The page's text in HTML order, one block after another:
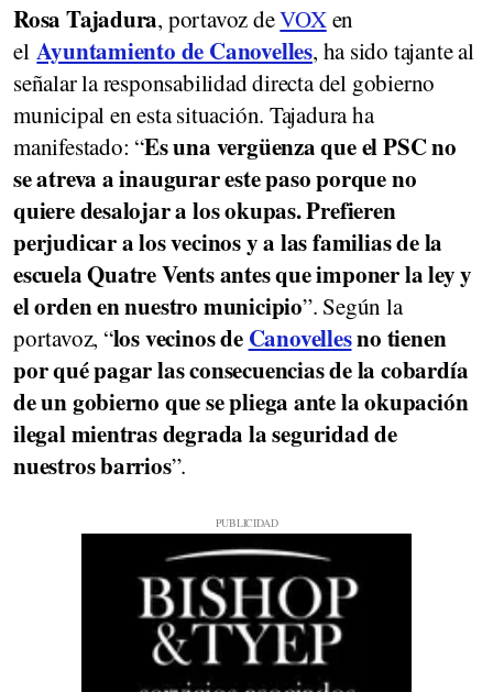
Rosa Tajadura, portavoz deVOXen
el Ayuntamiento de Canovelles, ha sido tajante al
señalar la responsabilidad directa del gobierno
municipal en esta situación. Tajadura ha
manifestado: “Es una vergüenza que el PSC no
se atreva a inaugurar este paso porque no
quiere desalojar a los okupas. Prefieren
perjudicar a los vecinos y a las familias de la
escuela Quatre Vents antes que imponer la ley y
el orden en nuestro municipio”. Según la
portavoz, “los vecinos de Canovellesno tienen
por qué pagar las consecuencias de la cobardía
de un gobierno que se pliega ante la okupación
ilegal mientras degrada la seguridad de
nuestros barrios”.